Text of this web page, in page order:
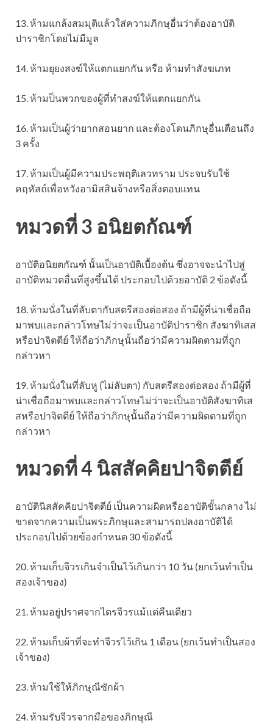
13. ห้ามแกล้งสมมุติแล้วใส่ความภิกษุอื่นว่าต้องอาบัติ
ปาราชิกโดยไม่มีมูล
14. ห้ามยุยงสงฆ์ให้แตกแยกกัน หรือ ห้ามทำสังฆเภท
15. ห้ามป็นพวกของผู้ที่ทำสงฆ์ให้แตกแยกกัน
16. ห้ามเป็นผู้ว่ายากสอนยาก และต้องโดนภิกษุอื่นเตือนถึง
3 ครั้ง
17. ห้ามเป็นผู้มีความประพฤติเลวทราม ประจบรับใช้
คฤหัสถ์เพื่อหวังอามิสสินจ้างหรือสิ่งตอบแทน
หมวดที่ 3 อนิยตกัณฑ์
อาบัติอนิยตกัณฑ์ นั้นเป็นอาบัติเบื้องต้น ซึ่งอาจจะนำไปสู่
อาบัติหมวดอื่นที่สูงขึ้นได้ ประกอบไปด้วยอาบัติ 2 ข้อดังนี้
18. ห้ามนั่งในที่ลับตากับสตรีสองต่อสอง ถ้ามีผู้ที่น่าเชื่อถือ
มาพบและกล่าวโทษไม่ว่าจะเป็นอาบัติปาราชิก สังฆาทิเสส
หรือปาจิตตีย์ ให้ถือว่าภิกษุนั้นถือว่ามีความผิดตามที่ถูก
กล่าวหา
19. ห้ามนั่งในที่ลับหู (ไม่ลับตา) กับสตรีสองต่อสอง ถ้ามีผู้ที่
น่าเชื่อถือมาพบและกล่าวโทษไม่ว่าจะเป็นอาบัติสังฆาทิเส
สหรือปาจิตตีย์ ให้ถือว่าภิกษุนั้นถือว่ามีความผิดตามที่ถูก
กล่าวหา
หมวดที่ 4 นิสสัคคิยปาจิตตีย์
อาบัตินิสสัคคิยปาจิตตีย์ เป็นความผิดหรืออาบัติขั้นกลาง ไม่
ขาดจากความเป็นพระภิกษุและสามารถปลงอาบัติได้
ประกอบไปด้วยข้องกำหนด 30 ข้อดังนี้
20. ห้ามเก็บจีวรเกินจำเป็นไว้เกินกว่า 10 วัน (ยกเว้นทำเป็น
สองเจ้าของ)
21. ห้ามอยู่ปราศจากไตรจีวรแม้แต่คืนเดียว
22. ห้ามเก็บผ้าที่จะทำจีวรไว้เกิน 1 เดือน (ยกเว้นทำเป็นสอง
เจ้าของ)
23. ห้ามใช้ให้ภิกษุณีซักผ้า
24. ห้ามรับจีวรจากมือของภิกษุณี